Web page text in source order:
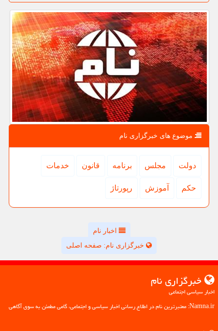
موضوع های خبرگزاری نام
دولت مجلس برنامه قانون خدمات
حكم آموزش رپورتاژ
اخبار نام
خبرگزاری نام: صفحه اصلی
خبرگزاری نام
اخبار سیاسی اجتماعی
Namna.ir: معتبرترین نام در اطلاع رسانی اخبار سیاسی و اجتماعی، گامی مطمئن به سوی آگاهی